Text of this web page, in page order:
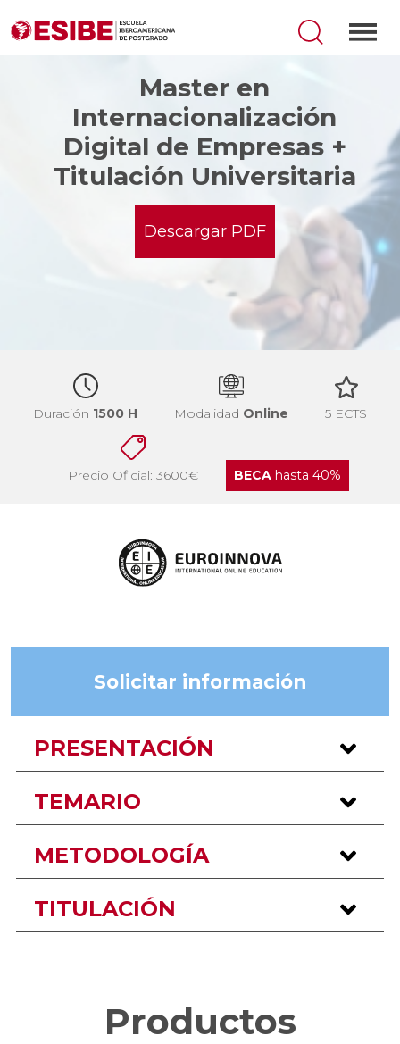
Master en
Internacionalización
Digital de Empresas +
Titulación Universitaria
Descargar PDF
Duración 1500 H Modalidad Online 5 ECTS
Precio Oficial: 3600€ BECAhasta 40%
Solicitar información
PRESENTACIÓN
TEMARIO
METODOLOGÍA
TITULACIÓN
Productos